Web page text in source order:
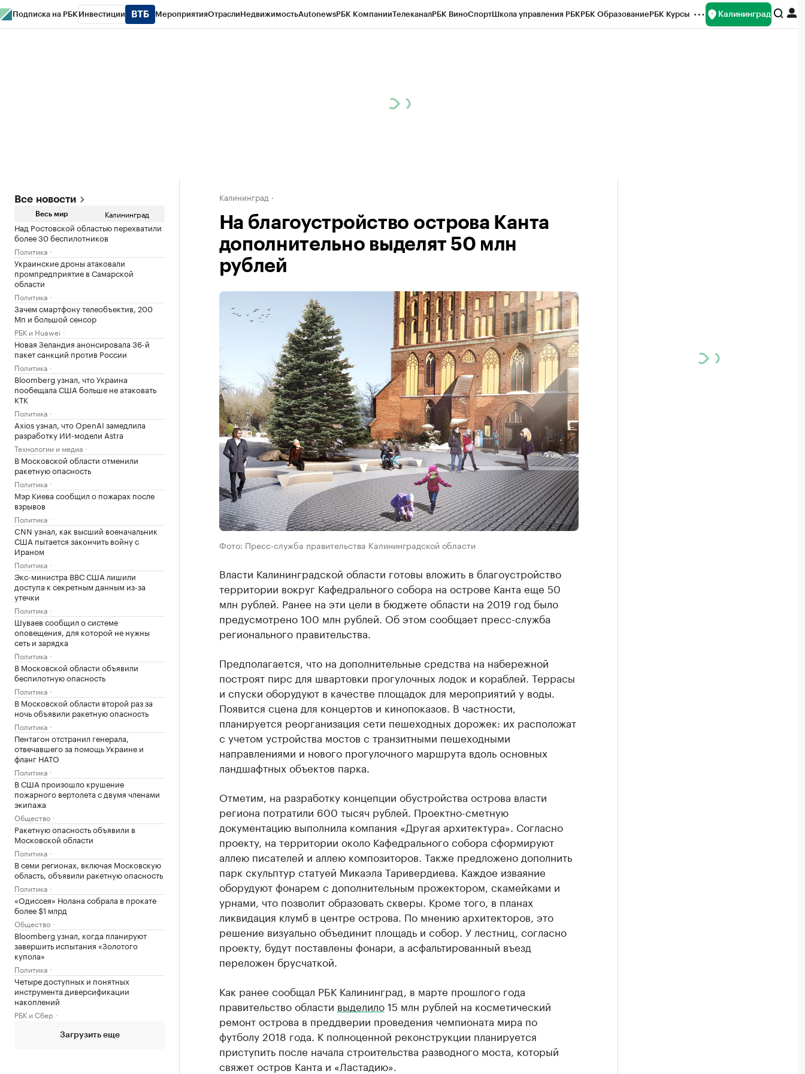
Подписка на РБК Инвестиции МероприятияОтраслиНедвижимостьAutonewsРБК КомпанииТелеканалРБК ВиноСпортШкола управления РБКРБК ОбразованиеРБК Курсы Калининград
Все новости
Весь мир Калининград
Над Ростовской областью перехватили
более 30 беспилотников
Политика
Украинские дроны атаковали
промпредприятие в Самарской
области
Политика
Зачем смартфону телеобъектив, 200
Мп и большой сенсор
РБК и Huawei
Новая Зеландия анонсировала 36-й
пакет санкций против России
Политика
Bloomberg узнал, что Украина
пообещала США больше не атаковать
КТК
Политика
Axios узнал, что OpenAI замедлила
разработку ИИ-модели Astra
Технологии и медиа
В Московской области отменили
ракетную опасность
Политика
Мэр Киева сообщил о пожарах после
взрывов
Политика
CNN узнал, как высший военачальник
США пытается закончить войну с
Ираном
Политика
Экс-министра ВВС США лишили
доступа к секретным данным из-за
утечки
Политика
Шуваев сообщил о системе
оповещения, для которой не нужны
сеть и зарядка
Политика
В Московской области объявили
беспилотную опасность
Политика
В Московской области второй раз за
ночь объявили ракетную опасность
Политика
Пентагон отстранил генерала,
отвечавшего за помощь Украине и
фланг НАТО
Политика
В США произошло крушение
пожарного вертолета с двумя членами
экипажа
Общество
Ракетную опасность объявили в
Московской области
Политика
В семи регионах, включая Московскую
область, объявили ракетную опасность
Политика
«Одиссея» Нолана собрала в прокате
более $1 млрд
Общество
Bloomberg узнал, когда планируют
завершить испытания «Золотого
купола»
Политика
Четыре доступных и понятных
инструмента диверсификации
накоплений
РБК и Сбер
Загрузить еще
Калининград
На благоустройство острова Канта
дополнительно выделят 50 млн
рублей
Фото: Пресс-служба правительства Калининградской области
Власти Калининградской области готовы вложить в благоустройство
территории вокруг Кафедрального собора на острове Канта еще 50
млн рублей. Ранее на эти цели в бюджете области на 2019 год было
предусмотрено 100 млн рублей. Об этом сообщает пресс-служба
регионального правительства.
Предполагается, что на дополнительные средства на набережной
построят пирс для швартовки прогулочных лодок и кораблей. Террасы
и спуски оборудуют в качестве площадок для мероприятий у воды.
Появится сцена для концертов и кинопоказов. В частности,
планируется реорганизация сети пешеходных дорожек: их расположат
с учетом устройства мостов с транзитными пешеходными
направлениями и нового прогулочного маршрута вдоль основных
ландшафтных объектов парка.
Отметим, на разработку концепции обустройства острова власти
региона потратили 600 тысяч рублей. Проектно-сметную
документацию выполнила компания «Другая архитектура». Согласно
проекту, на территории около Кафедрального собора сформируют
аллею писателей и аллею композиторов. Также предложено дополнить
парк скульптур статуей Микаэла Таривердиева. Каждое изваяние
оборудуют фонарем с дополнительным прожектором, скамейками и
урнами, что позволит образовать скверы. Кроме того, в планах
ликвидация клумб в центре острова. По мнению архитекторов, это
решение визуально объединит площадь и собор. У лестниц, согласно
проекту, будут поставлены фонари, а асфальтированный въезд
переложен брусчаткой.
Как ранее сообщал РБК Калининград, в марте прошлого года
правительство области выделило15 млн рублей на косметический
ремонт острова в преддверии проведения чемпионата мира по
футболу 2018 года. К полноценной реконструкции планируется
приступить после начала строительства разводного моста, который
свяжет остров Канта и «Ластадию».